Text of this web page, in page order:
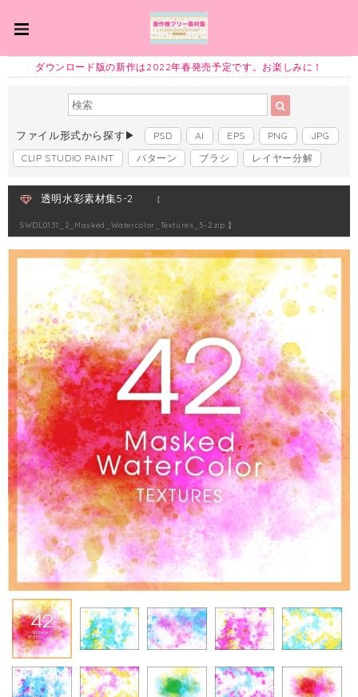
ダウンロード版の新作は2022年春発売予定です。お楽しみに！
ファイル形式から探す▶ PSD AI EPS PNG
JPG
CLIP STUDIO PAINT
パターン ブラシ レイヤー分解
透明水彩素材集5-2 【
SWDL0131_2_Masked_Watercolor_Textures_5-2.zip 】